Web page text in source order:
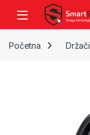
Skip to navigation
Skip to content
Početna Držači